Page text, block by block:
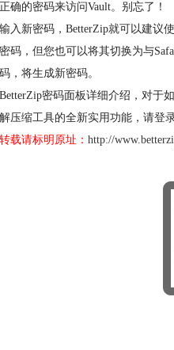
确的密码来访问Vault。别忘了！
入新密码，BetterZip就可以建议
码，但您也可以将其切换为与
，将生成新密码。
密码面板详细介绍，对于
压缩工具的全新实用功能，请登
载请标明原址：http://